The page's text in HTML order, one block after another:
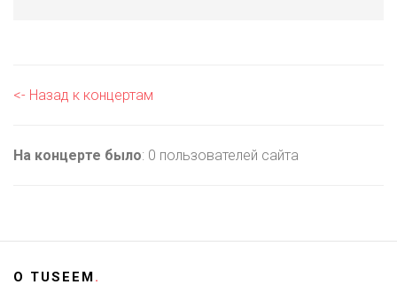
<- Назад к концертам
На концерте было: 0 пользователей сайта
О TUSEEM.